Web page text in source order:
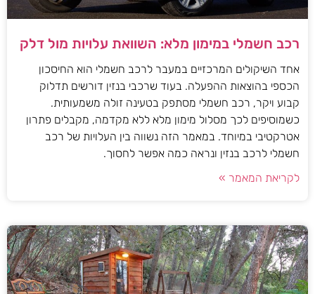
רכב חשמלי במימון מלא: השוואת עלויות מול דלק
אחד השיקולים המרכזיים במעבר לרכב חשמלי הוא החיסכון
הכספי בהוצאות ההפעלה. בעוד שרכבי בנזין דורשים תדלוק
קבוע ויקר, רכב חשמלי מסתפק בטעינה זולה משמעותית.
כשמוסיפים לכך מסלול מימון מלא ללא מקדמה, מקבלים פתרון
אטרקטיבי במיוחד. במאמר הזה נשווה בין העלויות של רכב
חשמלי לרכב בנזין ונראה כמה אפשר לחסוך.
לקריאת המאמר »